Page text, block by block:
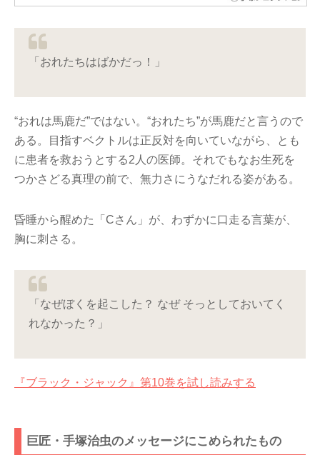
「おれたちはばかだっ！」
“おれは馬鹿だ”ではない。“おれたち”が馬鹿だと言うので
ある。目指すベクトルは正反対を向いていながら、とも
に患者を救おうとする2人の医師。それでもなお生死を
つかさどる真理の前で、無力さにうなだれる姿がある。
昏睡から醒めた「Cさん」が、わずかに口走る言葉が、
胸に刺さる。
「なぜぼくを起こした？ なぜ そっとしておいてく
れなかった？」
『ブラック・ジャック』第10巻を試し読みする
巨匠・手塚治虫のメッセージにこめられたもの